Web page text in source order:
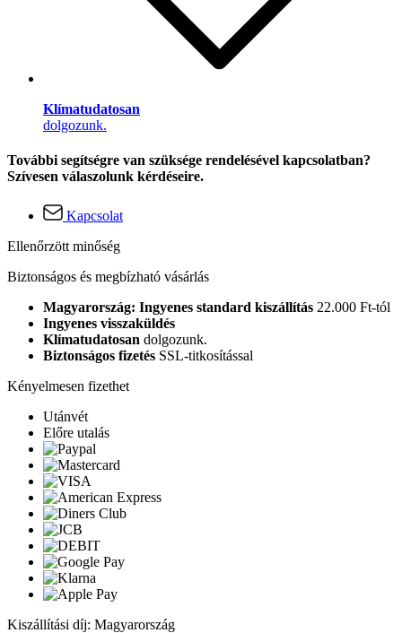
Klímatudatosan
dolgozunk.
További segítségre van szüksége rendelésével kapcsolatban?
Szívesen válaszolunk kérdéseire.
Kapcsolat
Ellenőrzött minőség
Biztonságos és megbízható vásárlás
Magyarország: Ingyenes standard kiszállítás 22.000 Ft-tól
Ingyenes visszaküldés
Klímatudatosan dolgozunk.
Biztonságos fizetés SSL-titkosítással
Kényelmesen fizethet
Utánvét
Előre utalás
Kiszállítási díj: Magyarország